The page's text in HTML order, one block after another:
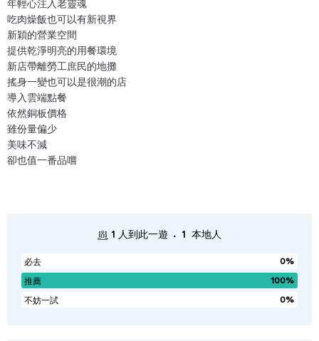
年輕心注入老靈魂
吃肉燥飯也可以有新視界
新穎的營業空間
提供乾淨明亮的用餐環境
新店帶離勞工庶民的地攤
搖身一變也可以是很潮的店
導入雲端點餐
依然銅板價格
雖份量偏少
美味不減
卻也值一番品嚐
1 人到此一遊 . 1 本地人
必去
0%
推薦
100%
不妨一試
0%